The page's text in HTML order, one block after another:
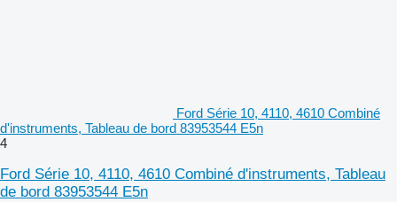
Ford Série 10, 4110, 4610 Combiné
d'instruments, Tableau de bord 83953544 E5n
4
Ford Série 10, 4110, 4610 Combiné d'instruments, Tableau
de bord 83953544 E5n